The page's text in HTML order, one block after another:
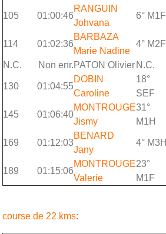
105 01:00:46
RANGUIN
Johvana
6° M1F
114 01:02:36
BARBAZA
Marie Nadine
4° M2F
N.C. Non enr.PATON Olivier N.C.
130 01:04:55
DOBIN
Caroline
18°
SEF
145 01:06:40
MONTROUGE
Jismy
31°
M1H
169 01:12:03
BENARD
Jany
4° M3H
189 01:15:06
MONTROUGE
Valerie
23°
M1F
course de 22 kms: